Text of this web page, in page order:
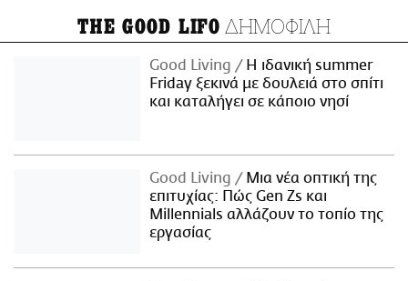
THE GOOD LIFO ΔΗΜΟΦΙΛΗ
Good Living
Η ιδανική summer
Friday ξεκινά με δουλειά στο σπίτι
και καταλήγει σε κάποιο νησί
Good Living
Μια νέα οπτική της
επιτυχίας: Πώς Gen Zs και
Millennials αλλάζουν το τοπίο της
εργασίας